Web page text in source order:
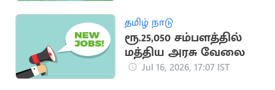
தமிழ் நாடு
ரூ.25,050 சம்பளத்தில்
மத்திய அரசு வேலை
Jul 16, 2026, 17:07 IST